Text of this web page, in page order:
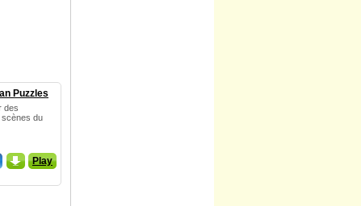
Puzzles
des
du
_ Play